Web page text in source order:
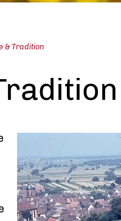
& Tradition